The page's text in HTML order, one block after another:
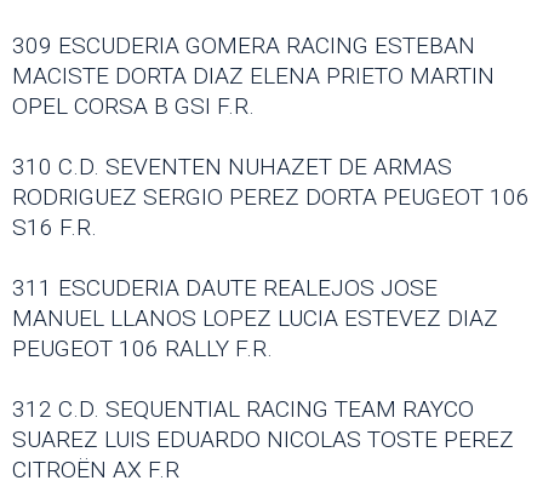
309 ESCUDERIA GOMERA RACING ESTEBAN
MACISTE DORTA DIAZ ELENA PRIETO MARTIN
OPEL CORSA B GSI F.R.
310 C.D. SEVENTEN NUHAZET DE ARMAS
RODRIGUEZ SERGIO PEREZ DORTA PEUGEOT 106
S16 F.R.
311 ESCUDERIA DAUTE REALEJOS JOSE
MANUEL LLANOS LOPEZ LUCIA ESTEVEZ DIAZ
PEUGEOT 106 RALLY F.R.
312 C.D. SEQUENTIAL RACING TEAM RAYCO
SUAREZ LUIS EDUARDO NICOLAS TOSTE PEREZ
CITROËN AX F.R